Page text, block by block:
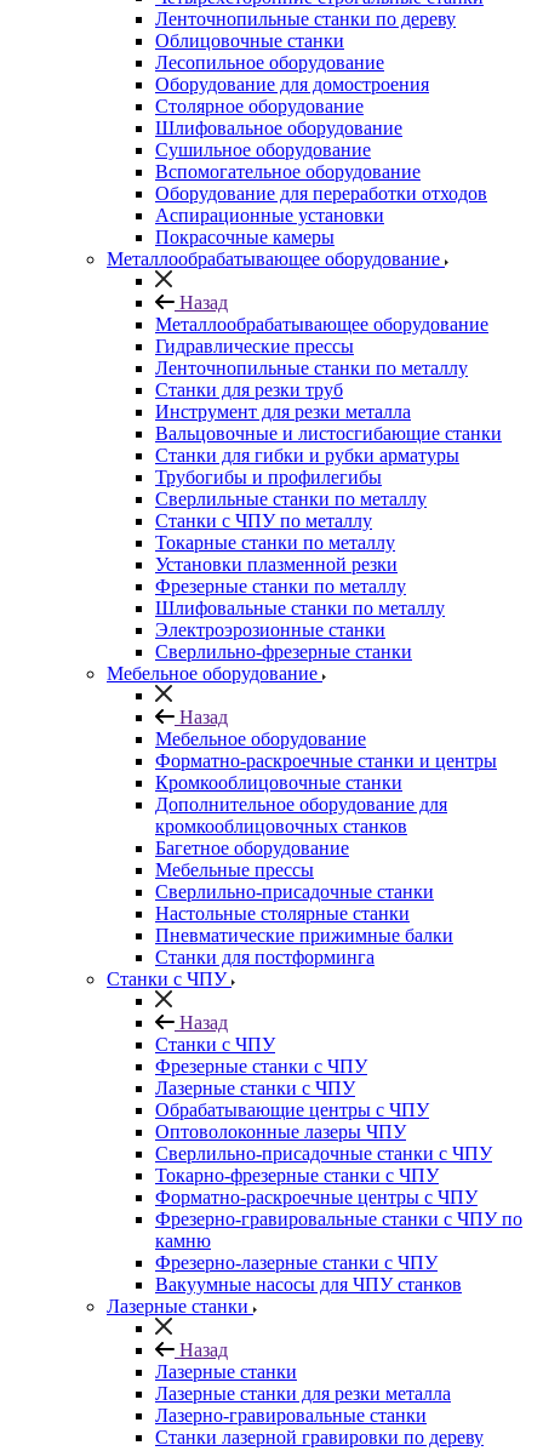
Ленточнопильные станки по дереву
Облицовочные станки
Лесопильное оборудование
Оборудование для домостроения
Столярное оборудование
Шлифовальное оборудование
Сушильное оборудование
Вспомогательное оборудование
Оборудование для переработки отходов
Аспирационные установки
Покрасочные камеры
Металлообрабатывающее оборудование
Назад
Металлообрабатывающее оборудование
Гидравлические прессы
Ленточнопильные станки по металлу
Станки для резки труб
Инструмент для резки металла
Вальцовочные и листосгибающие станки
Станки для гибки и рубки арматуры
Трубогибы и профилегибы
Сверлильные станки по металлу
Станки с ЧПУ по металлу
Токарные станки по металлу
Установки плазменной резки
Фрезерные станки по металлу
Шлифовальные станки по металлу
Электроэрозионные станки
Сверлильно-фрезерные станки
Мебельное оборудование
Назад
Мебельное оборудование
Форматно-раскроечные станки и центры
Кромкооблицовочные станки
Дополнительное оборудование для
кромкооблицовочных станков
Багетное оборудование
Мебельные прессы
Сверлильно-присадочные станки
Настольные столярные станки
Пневматические прижимные балки
Станки для постформинга
Станки с ЧПУ
Назад
Станки с ЧПУ
Фрезерные станки с ЧПУ
Лазерные станки с ЧПУ
Обрабатывающие центры с ЧПУ
Оптоволоконные лазеры ЧПУ
Сверлильно-присадочные станки с ЧПУ
Токарно-фрезерные станки с ЧПУ
Форматно-раскроечные центры с ЧПУ
Фрезерно-гравировальные станки с ЧПУ по
камню
Фрезерно-лазерные станки с ЧПУ
Вакуумные насосы для ЧПУ станков
Лазерные станки
Назад
Лазерные станки
Лазерные станки для резки металла
Лазерно-гравировальные станки
Станки лазерной гравировки по дереву